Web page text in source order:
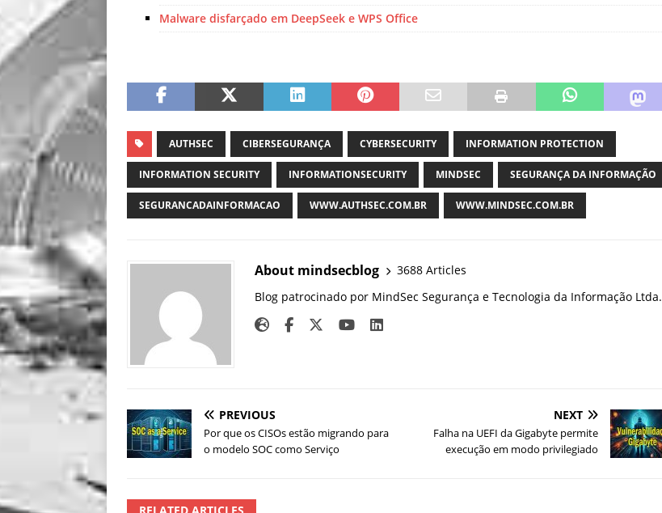
Malware disfarçado em DeepSeek e WPS Office
AUTHSEC CIBERSEGURANÇA CYBERSECURITY INFORMATION PROTECTION
INFORMATION SECURITY INFORMATIONSECURITY MINDSEC SEGURANÇA DA INFORMAÇÃO
SEGURANCADAINFORMACAO WWW.AUTHSEC.COM.BR WWW.MINDSEC.COM.BR
About mindsecblog
3688 Articles
Blog patrocinado por MindSec Segurança e Tecnologia da Informação Ltda.
PREVIOUS
Por que os CISOs estão migrando para
o modelo SOC como Serviço
NEXT
Falha na UEFI da Gigabyte permite
execução em modo privilegiado